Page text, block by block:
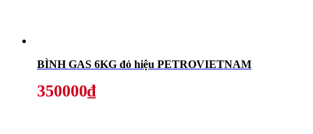
BÌNH GAS 6KG đỏ hiệu PETROVIETNAM
350000₫